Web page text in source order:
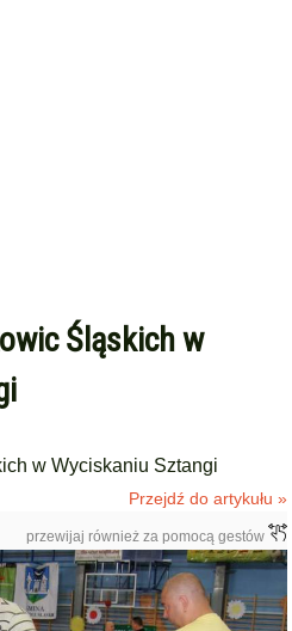
Śląskich w
w Wyciskaniu Sztangi
Przejdź do artykułu »
przewijaj również za pomocą gestów